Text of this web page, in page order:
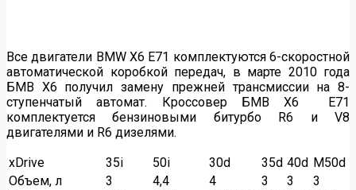
Все двигатели BMW X6 Е71 комплектуются 6-скоростной
автоматической коробкой передач, в марте 2010 года
БМВ Х6 получил замену прежней трансмиссии на 8-
ступенчатый автомат. Кроссовер БМВ X6 Е71
комплектуется бензиновыми битурбо R6 и V8
двигателями и R6 дизелями.
xDrive
35i 50i 30d 35d 40d M50d
Объем, л
3 4,4 4 3 3
3